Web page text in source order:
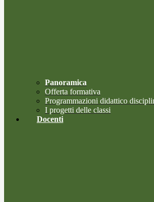
Panoramica
Offerta formativa
Programmazioni didattico
I progetti delle classi
Docenti